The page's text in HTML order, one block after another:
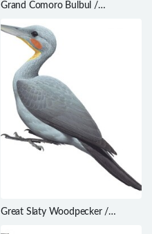
Grand Comoro Bulbul /
Great Slaty Woodpecker /